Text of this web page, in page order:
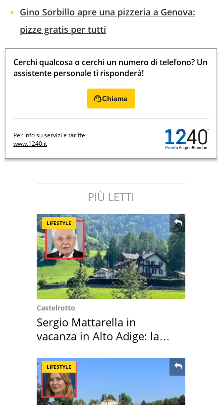
Gino Sorbillo apre una pizzeria a Genova:
pizze gratis per tutti
Cerchi qualcosa o cerchi un numero di telefono? Un
assistente personale ti risponderà!
Chiama
Per info su servizi e tariffe:
www.1240.it
PIÙ LETTI
LIFESTYLE
Castelrotto
Sergio Mattarella in
vacanza in Alto Adige: la
LIFESTYLE